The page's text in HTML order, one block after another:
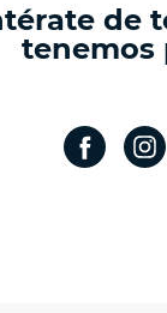
de
tenemos